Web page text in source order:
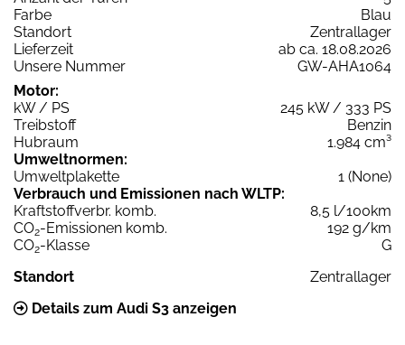
Farbe
Blau
Standort
Zentrallager
Lieferzeit
ab ca. 18.08.2026
Unsere Nummer
GW-AHA1064
Motor:
kW / PS
245 kW / 333 PS
Treibstoff
Benzin
Hubraum
1.984 cm³
Umweltnormen:
Umweltplakette
1 (None)
Verbrauch und Emissionen nach WLTP:
Kraftstoffverbr. komb.
8,5 l/100km
CO2-Emissionen komb.
192 g/km
CO2-Klasse
G
Standort
Zentrallager
Details zum Audi S3 anzeigen